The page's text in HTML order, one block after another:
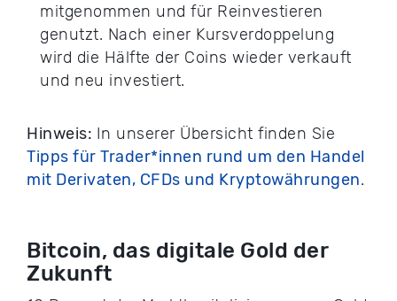
mitgenommen und für Reinvestieren
genutzt. Nach einer Kursverdoppelung
wird die Hälfte der Coins wieder verkauft
und neu investiert.
Hinweis: In unserer Übersicht finden Sie
Tipps für Trader*innen rund um den Handel
mit Derivaten, CFDs und Kryptowährungen.
Bitcoin, das digitale Gold der
Zukunft